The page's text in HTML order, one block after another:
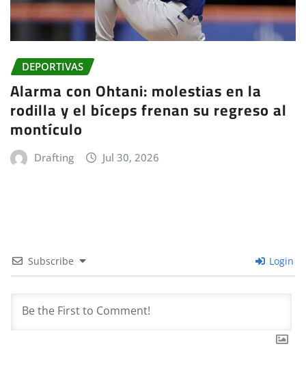
DEPORTIVAS
Alarma con Ohtani: molestias en la
rodilla y el bíceps frenan su regreso al
montículo
Drafting Jul 30, 2026
Subscribe Login